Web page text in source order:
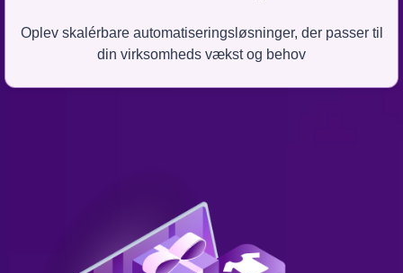
Oplev skalérbare automatiseringsløsninger, der passer til
din virksomheds vækst og behov